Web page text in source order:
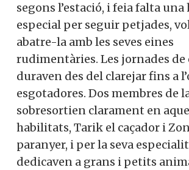
segons l’estació, i feia falta
especial per seguir petjades,
abatre-la amb les seves eines
rudimentàries. Les jornades de
duraven des del clarejar fins a
esgotadores. Dos membres de
sobresortien clarament en
habilitats, Tarik el caçador i
paranyer, i per la seva
dedicaven a grans i petits